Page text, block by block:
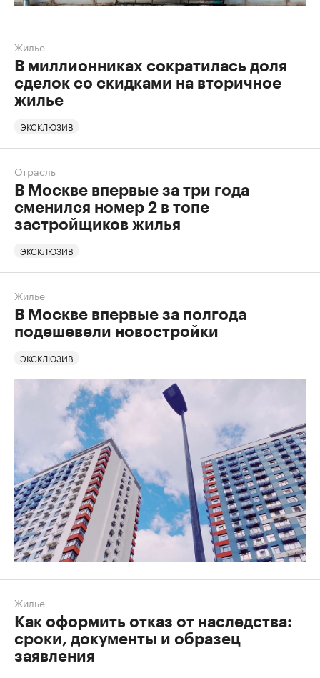
Жилье
В миллионниках сократилась доля
сделок со скидками на вторичное
жилье
ЭКСКЛЮЗИВ
Отрасль
В Москве впервые за три года
сменился номер 2 в топе
застройщиков жилья
ЭКСКЛЮЗИВ
Жилье
В Москве впервые за полгода
подешевели новостройки
ЭКСКЛЮЗИВ
Жилье
Как оформить отказ от наследства:
сроки, документы и образец
заявления